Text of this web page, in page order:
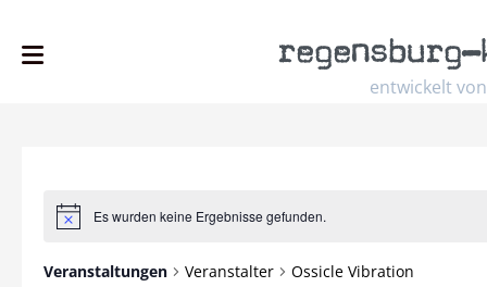
entwickelt von
regensburg–
HinweisEs wurden keine Ergebnisse gefunden.
Veranstaltungen Veranstalter Ossicle Vibration